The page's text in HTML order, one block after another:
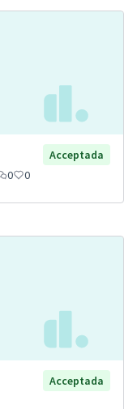
Acceptada
0 0
Acceptada